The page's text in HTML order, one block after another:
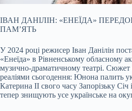
ІВАН ДАНІЛІН: «ЕНЕЇДА»
ПАМ’ЯТЬ
У 2024 році режисер Іван Данілін
«Енеїда» в Рівненському обласному
музично-драматичному театрі.
реаліями сьогодення: Юнона палить
Катерина II свого часу Запорізьку Січ
тепер знищують усе українське на